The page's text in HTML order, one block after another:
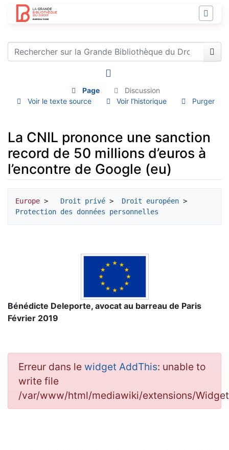
Page
Discussion
Voir le texte source
Voir l’historique Purger
La CNIL prononce une sanction
record de 50 millions d’euros à
l’encontre de Google (eu)
Europe > Droit privé > Droit européen
Protection des données personnelles
Bénédicte Deleporte, avocat au barreau de Paris
Février 2019
Erreur dans le widget AddThis: unable to
write file
/var/www/html/mediawiki/extensions/